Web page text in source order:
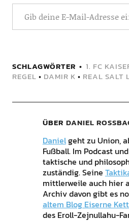
SCHLAGWÖRTER 1. FC
REGEL • DAMIR K • REAL SALT
ÜBER DANIEL
Danielgeht zu Union,
Fußball. Im Podcast
taktische und
zuständig. Seine
mittlerweile auch hier
Archiv davon gibt es
altem Blog Eiserne
des Eroll-Zejnullahu-